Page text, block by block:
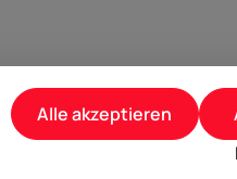
Alle akzeptieren